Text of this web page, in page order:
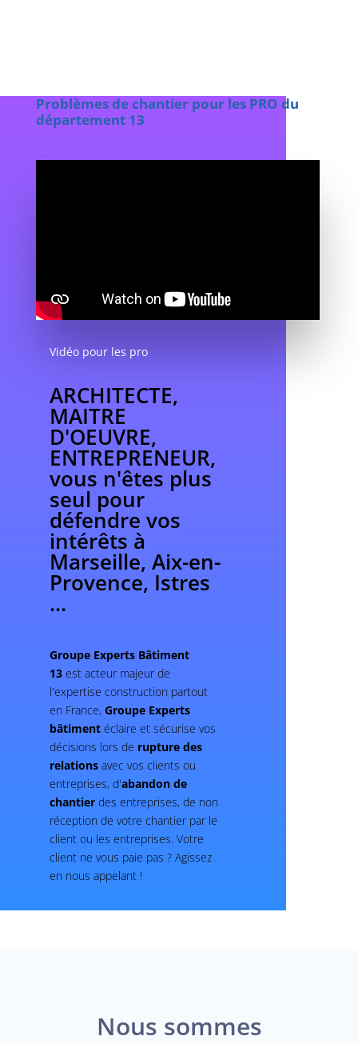
Problèmes de chantier pour les PRO du
département 13
Vidéo pour les pro
ARCHITECTE,
MAITRE
D'OEUVRE,
ENTREPRENEUR,
vous n'êtes plus
seul pour
défendre vos
intérêts à
Marseille, Aix-en-
Provence, Istres
...
Groupe Experts Bâtiment
13 est acteur majeur de
l'expertise construction partout
en France, Groupe Experts
bâtiment éclaire et sécurise vos
décisions lors de rupture des
relations avec vos clients ou
entreprises, d'abandon de
chantier des entreprises, de non
réception de votre chantier par le
client ou les entreprises. Votre
client ne vous paie pas ? Agissez
en nous appelant !
Nous sommes